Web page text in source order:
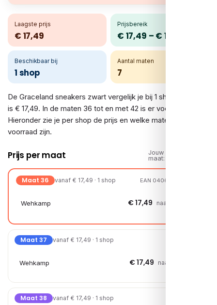
Laagste prijs
€ 17,49
Prijsbereik
€ 17,49 – € 17,49
Beschikbaar bij
1 shop
Aantal maten
7
De Graceland sneakers zwart vergelijk je bij 1 shop. De prijs
is € 17,49. In de maten 36 tot en met 42 is er voorraad.
Hieronder zie je per shop de prijs en welke maten op
voorraad zijn.
Prijs per maat
Jouw
maat:
Maat 36 vanaf € 17,49 · 1 shop EAN 04063871918627
Wehkamp € 17,49 naar shop →
Maat 37 vanaf € 17,49 · 1 shop
Wehkamp € 17,49 naar shop →
Maat 38 vanaf € 17,49 · 1 shop